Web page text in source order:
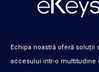
Echipa noastră oferă
accesului intr-o multitudine